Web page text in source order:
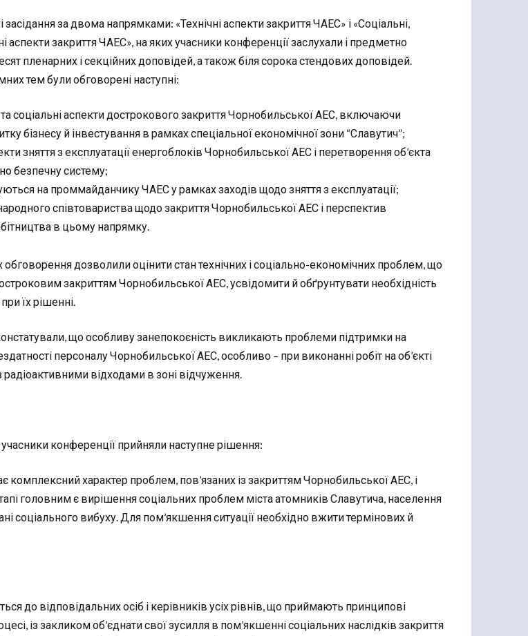
за двома напрямками: «Технічні аспекти закриття ЧАЕС» і «Соціальні,
аспекти закриття ЧАЕС», на яких учасники конференції заслухали і предметно
пленарних і секційних доповідей, а також біля сорока стендових доповідей.
тем були обговорені наступні:
та соціальні аспекти дострокового закриття Чорнобильської АЕС, включаючи
бізнесу й інвестування в рамках спеціальної економічної зони “Славутич”;
зняття з експлуатації енергоблоків Чорнобильської АЕС і перетворення об’єкта
безпечну систему;
на проммайданчику ЧАЕС у рамках заходів щодо зняття з експлуатації;
співтовариства щодо закриття Чорнобильської АЕС і перспектив
в цьому напрямку.
обговорення дозволили оцінити стан технічних і соціально-економічних проблем, що
закриттям Чорнобильської АЕС, усвідомити й обґрунтувати необхідність
їх рішенні.
що особливу занепокоєність викликають проблеми підтримки на
персоналу Чорнобильської АЕС, особливо – при виконанні робіт на об’єкті
радіоактивними відходами в зоні відчуження.
конференції прийняли наступне рішення:
комплексний характер проблем, пов’язаних із закриттям Чорнобильської АЕС, і
головним є вирішення соціальних проблем міста атомників Славутича, населення
соціального вибуху. Для пом’якшення ситуації необхідно вжити термінових й
до відповідальних осіб і керівників усіх рівнів, що приймають принципові
із закликом об’єднати свої зусилля в пом’якшенні соціальних наслідків закриття